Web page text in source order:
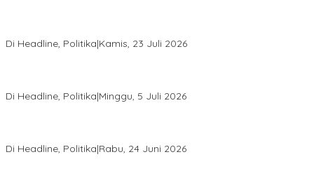
Di Headline, Politika|Kamis, 23 Juli 2026
Di Headline, Politika|Minggu, 5 Juli 2026
Di Headline, Politika|Rabu, 24 Juni 2026